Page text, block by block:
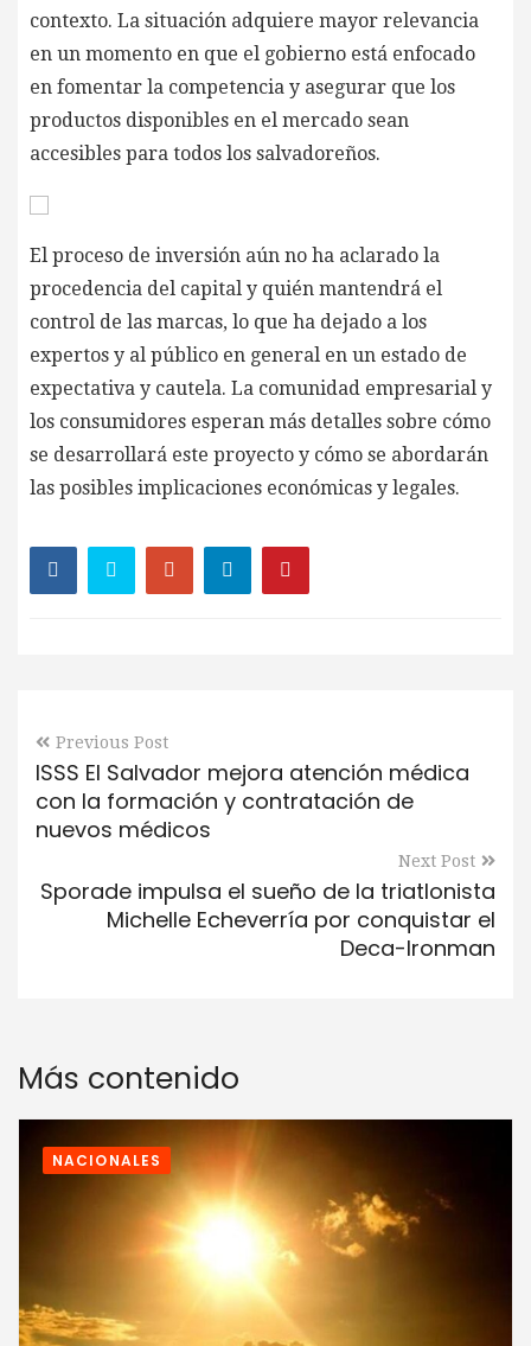
contexto. La situación adquiere mayor relevancia
en un momento en que el gobierno está enfocado
en fomentar la competencia y asegurar que los
productos disponibles en el mercado sean
accesibles para todos los salvadoreños.
El proceso de inversión aún no ha aclarado la
procedencia del capital y quién mantendrá el
control de las marcas, lo que ha dejado a los
expertos y al público en general en un estado de
expectativa y cautela. La comunidad empresarial y
los consumidores esperan más detalles sobre cómo
se desarrollará este proyecto y cómo se abordarán
las posibles implicaciones económicas y legales.
Previous Post
ISSS El Salvador mejora atención médica
con la formación y contratación de
nuevos médicos
Next Post
Sporade impulsa el sueño de la triatlonista
Michelle Echeverría por conquistar el
Deca-Ironman
Más contenido
NACIONALES